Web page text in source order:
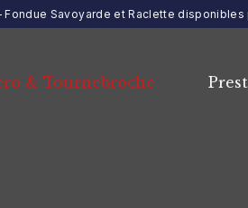
Fondue Savoyarde et Raclette
& Tournebroche